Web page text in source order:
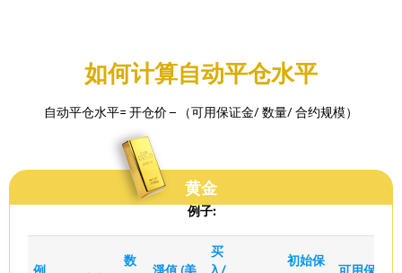
如何计算自动平仓水平
自动平仓水平= 开仓价 – （可用保证金/ 数量/ 合约规模）
黄金
例子:
例
数
淨值 (美
买
入/
初始保
可用保